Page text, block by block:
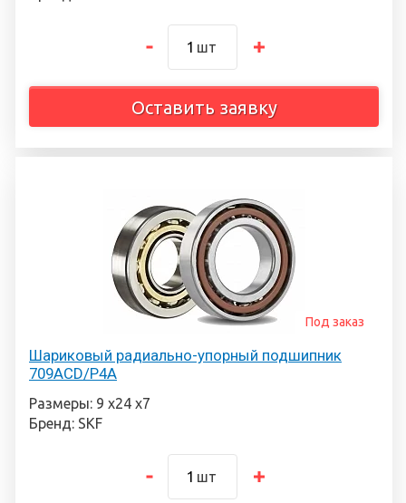
шт
Оставить заявку
Шариковый радиально-упорный подшипник
709ACD/P4A
Под заказ
Размеры: 9 х24 х7
Бренд: SKF
шт